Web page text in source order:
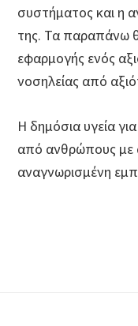
συστήματος και η
της. Τα παραπάνω
εφαρμογής ενός
νοσηλείας από
Η δημόσια υγεία
από ανθρώπους με
αναγνωρισμένη